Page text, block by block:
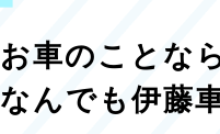
お車のことな
なんでも伊藤